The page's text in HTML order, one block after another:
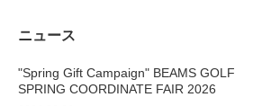
ニュース
"Spring Gift Campaign" BEAMS GOLF
SPRING COORDINATE FAIR 2026